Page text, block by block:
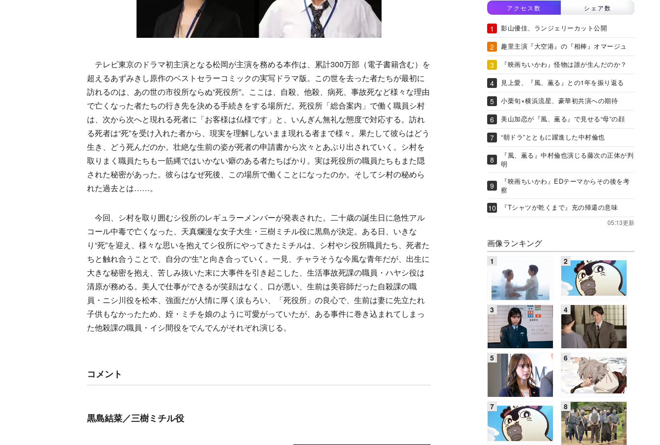
テレビ東京のドラマ初主演となる松岡が主演を務める本作は、累計300万部（電子書籍含む）を
超えるあずみきし原作のベストセラーコミックの実写ドラマ版。この世を去った者たちが最初に
訪れるのは、あの世の市役所ならぬ“死役所”。ここは、自殺、他殺、病死、事故死など様々な理由
で亡くなった者たちの行き先を決める手続きをする場所だ。死役所「総合案内」で働く職員シ村
は、次から次へと現れる死者に「お客様は仏様です」と、いんぎん無礼な態度で対応する。訪れ
る死者は“死”を受け入れた者から、現実を理解しないまま現れる者まで様々。果たして彼らはどう
生き、どう死んだのか。壮絶な生前の姿が死者の申請書から次々とあぶり出されていく。シ村を
取りまく職員たちも一筋縄ではいかない癖のある者たちばかり。実は死役所の職員たちもまた隠
された秘密があった。彼らはなぜ死後、この場所で働くことになったのか。そしてシ村の秘めら
れた過去とは……。
今回、シ村を取り囲むシ役所のレギュラーメンバーが発表された。二十歳の誕生日に急性アル
コール中毒で亡くなった、天真爛漫な女子大生・三樹ミチル役に黒島が決定。ある日、いきな
り“死”を迎え、様々な思いを抱えてシ役所にやってきたミチルは、シ村やシ役所職員たち、死者た
ちと触れ合うことで、自分の“生”と向き合っていく。一見、チャラそうな今風な青年だが、出生に
大きな秘密を抱え、苦しみ抜いた末に大事件を引き起こした、生活事故死課の職員・ハヤシ役は
清原が務める。美人で仕事ができるが笑顔はなく、口が悪い、生前は美容師だった自殺課の職
員・ニシ川役を松本、強面だが人情に厚く涙もろい、「死役所」の良心で、生前は妻に先立たれ
子供もなかったため、姪・ミチを娘のように可愛がっていたが、ある事件に巻き込まれてしまっ
た他殺課の職員・イシ間役をでんでんがそれぞれ演じる。
コメント
黒島結菜／三樹ミチル役
アクセス数 シェア数
影山優佳、ランジェリーカット公開
趣里主演『大空港』の『相棒』オマージュ
『映画ちいかわ』怪物は誰が生んだのか？
見上愛、『風、薫る』との1年を振り返る
小栗旬×横浜流星、豪華初共演への期待
美山加恋が『風、薫る』で見せる“母”の顔
“朝ドラ”とともに躍進した中村倫也
『風、薫る』中村倫也演じる藤次の正体が判
明
『映画ちいかわ』EDテーマからその後を考
察
『Tシャツが乾くまで』充の帰還の意味
05:13更新
画像ランキング